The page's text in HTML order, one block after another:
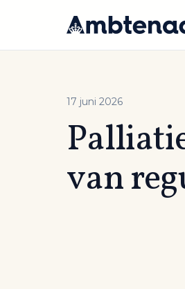
17 juni 2026
van